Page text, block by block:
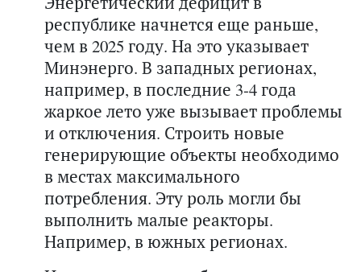
республике начнется еще раньше,
чем в 2025 году. На это указывает
Минэнерго. В западных регионах,
например, в последние 3-4 года
жаркое лето уже вызывает проблемы
и отключения. Строить новые
генерирующие объекты необходимо
в местах максимального
потребления. Эту роль могли бы
выполнить малые реакторы.
Например, в южных регионах.